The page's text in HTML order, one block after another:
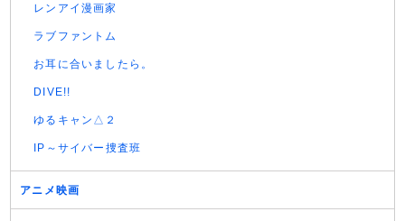
レンアイ漫画家
ラブファントム
お耳に合いましたら。
DIVE!!
ゆるキャン△２
IP～サイバー捜査班
アニメ映画